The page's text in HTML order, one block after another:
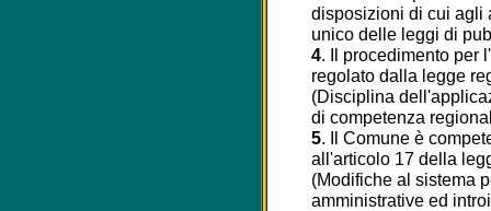
disposizioni di cui agli
unico delle leggi di
4. Il procedimento per
regolato dalla legge
(Disciplina
di competenza
5. Il Comune è
all'articolo 17 della
(Modifiche al sistema
amministrative ed